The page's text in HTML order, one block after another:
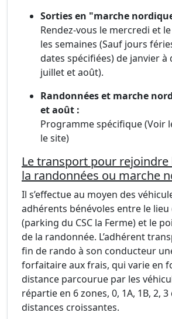
Sorties en "marche
Rendez-vous le mercredi et
les semaines (Sauf jours
dates spécifiées) de janvier à
juillet et août).
Randonnées et marche
et août :
Programme spécifique (Voir
le site)
Le transport pour rejoindre
la randonnées ou marche
Il s’effectue au moyen des
adhérents bénévoles entre le lieu
(parking du CSC la Ferme) et le
de la randonnée. L’adhérent
fin de rando à son conducteur
forfaitaire aux frais, qui varie en
distance parcourue par les
répartie en 6 zones, 0, 1A, 1B, 2, 3
distances croissantes.